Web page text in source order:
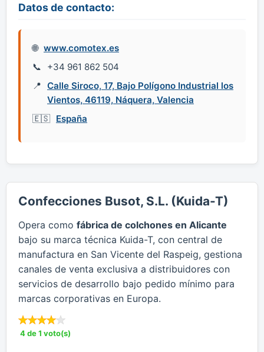
Datos de contacto:
www.comotex.es
+34 961 862 504
Calle Siroco, 17, Bajo Polígono Industrial los
Vientos, 46119, Náquera, Valencia
España
Confecciones Busot, S.L. (Kuida-T)
Opera como fábrica de colchones en Alicante
bajo su marca técnica Kuida-T, con central de
manufactura en San Vicente del Raspeig, gestiona
canales de venta exclusiva a distribuidores con
servicios de desarrollo bajo pedido mínimo para
marcas corporativas en Europa.
4 de 1 voto(s)